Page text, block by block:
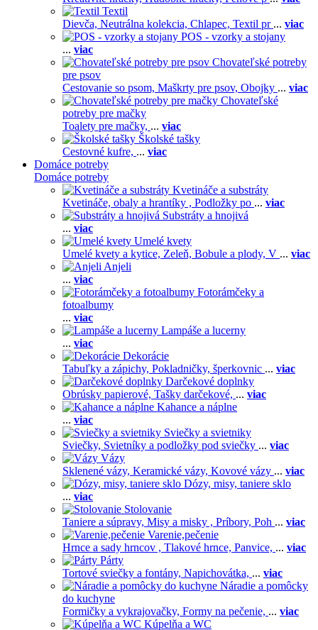
Textil
Dievča, Neutrálna kolekcia, Chlapec, Textil pr ... viac
POS - vzorky a stojany
... viac
Chovateľské potreby
pre psov
Cestovanie so psom, Maškrty pre psov, Obojky ... viac
Chovateľské
potreby pre mačky
Toalety pre mačky, ... viac
Školské tašky
Cestovné kufre, ... viac
Domáce potreby
Domáce potreby
Kvetináče a substráty
Kvetináče, obaly a hrantíky , Podložky po ... viac
Substráty a hnojivá
... viac
Umelé kvety
Umelé kvety a kytice, Zeleň, Bobule a plody, V ... viac
Anjeli
... viac
Fotorámčeky a
fotoalbumy
... viac
Lampáše a lucerny
... viac
Dekorácie
Tabuľky a zápichy, Pokladničky, šperkovnic ... viac
Darčekové doplnky
Obrúsky papierové, Tašky darčekové, ... viac
Kahance a náplne
... viac
Sviečky a svietniky
Sviečky, Svietníky a podložky pod sviečky ... viac
Vázy
Sklenené vázy, Keramické vázy, Kovové vázy ... viac
Dózy, misy, taniere sklo
... viac
Stolovanie
Taniere a súpravy, Misy a misky , Príbory, Poh ... viac
Varenie,pečenie
Hrnce a sady hrncov , Tlakové hrnce, Panvice, ... viac
Párty
Tortové sviečky a fontány, Napichovátka, ... viac
Náradie a pomôcky
do kuchyne
Formičky a vykrajovačky, Formy na pečenie, ... viac
Kúpelňa a WC